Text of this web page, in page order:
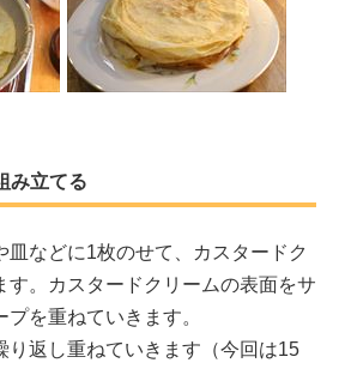
み立てる
皿などに1枚のせて、カスタードク
す。カスタードクリームの表面をサ
を重ねていきます。
り返し重ねていきます（今回は15